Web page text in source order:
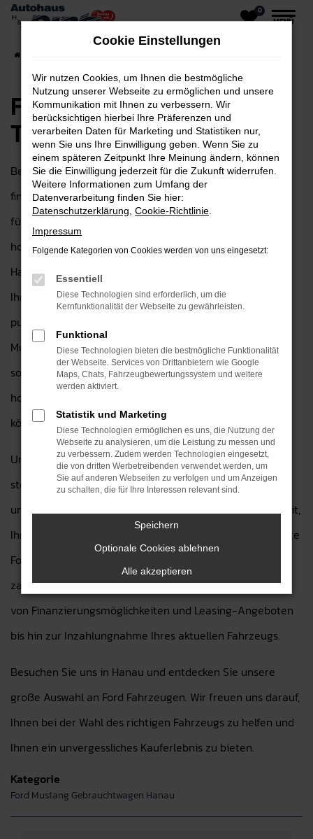
Zum
springen
0
MENÜ
Ford Mustang für Hanau
Top Angebote
Bei Autohaus H&H Dietz GmbH in der Nähe von Hanau
finden Sie den idealen Ford Mustang – die perfekte Wahl
für alle, die auf der Suche nach einem zuverlässigen und
hochwertigen Fahrzeug sind. Als Ihr Ford Autohaus in
Hanau sind wir seit über 30 Jahren für Sie da und bieten
Ihnen eine große Auswahl an Fahrzeugen, die sowohl in
puncto Technik als auch Design überzeugen. Der Ford
Mustang bietet Ihnen nicht nur innovative Ausstattung,
sondern auch außergewöhnlichen Fahrkomfort und eine
hohe Zuverlässigkeit, die Sie auf jeder Fahrt genießen
können.
Unser erfahrenes Team von Autohaus H&H Dietz GmbH
steht Ihnen bei der Auswahl Ihres Wunschfahrzeugs mit
umfassender Beratung zur Seite. Wir nehmen uns die Zeit,
Ihre Wünsche zu verstehen, und helfen Ihnen, das perfekte
Ford Modell zu finden. Zusätzlich bieten wir Ihnen
zahlreiche Serviceleistungen rund um Ihr Fahrzeug an –
von Finanzierungsmöglichkeiten und Leasing-Angeboten
bis hin zur Inzahlungnahme Ihres aktuellen Fahrzeugs.
Besuchen Sie uns in Hanau und entdecken Sie unsere
große Auswahl an Ford Fahrzeugen. Wir freuen uns darauf,
Ihnen bei der Wahl des richtigen Fahrzeugs zu helfen und
Ihnen ein unvergessliches Kauferlebnis zu bieten.
Kategorie
Ford Mustang Gebrauchtwagen Hanau
Cookie Einstellungen
Wir nutzen Cookies, um Ihnen die bestmögliche
Nutzung unserer Webseite zu ermöglichen und unsere
Kommunikation mit Ihnen zu verbessern. Wir
berücksichtigen hierbei Ihre Präferenzen und
verarbeiten Daten für Marketing und Statistiken nur,
wenn Sie uns Ihre Einwilligung geben. Wenn Sie zu
einem späteren Zeitpunkt Ihre Meinung ändern, können
Sie die Einwilligung jederzeit für die Zukunft widerrufen.
Weitere Informationen zum Umfang der
Datenverarbeitung finden Sie hier:
Datenschutzerklärung Cookie-Richtlinie
Impressum
Folgende Kategorien von Cookies werden von uns eingesetzt:
Essentiell
Diese Technologien sind erforderlich, um die
Kernfunktionalität der Webseite zu gewährleisten.
Funktional
Diese Technologien bieten die bestmögliche Funktionalität
der Webseite. Services von Drittanbietern wie Google
Maps, Chats, Fahrzeugbewertungssystem und weitere
werden aktiviert.
Statistik und Marketing
Diese Technologien ermöglichen es uns, die Nutzung der
Webseite zu analysieren, um die Leistung zu messen und
zu verbessern. Zudem werden Technologien eingesetzt,
die von dritten Werbetreibenden verwendet werden, um
Sie auf anderen Webseiten zu verfolgen und um Anzeigen
zu schalten, die für Ihre Interessen relevant sind.
Speichern
Optionale Cookies ablehnen
Alle akzeptieren